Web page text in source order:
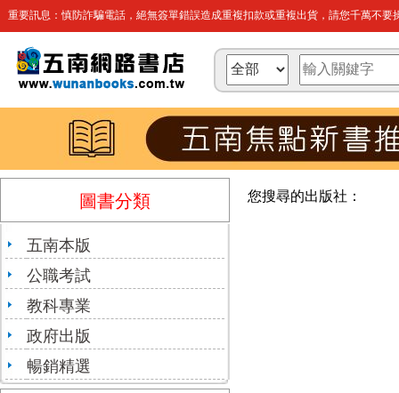
重要訊息：慎防詐騙電話，絕無簽單錯誤造成重複扣款或重複出貨，請您千萬不要
圖書分類
五南本版
公職考試
教科專業
政府出版
暢銷精選
您搜尋的出版社：